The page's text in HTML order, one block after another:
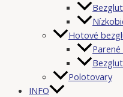
Hotové
Polotovary
INFO